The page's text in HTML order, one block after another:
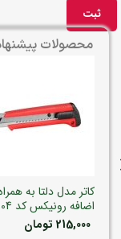
محصولات
اضافه رونیکس کد RH-3004
215,000 تومان